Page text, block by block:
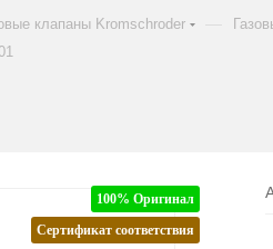
клапаны Kromschroder
100% Оригинал
Сертификат соответствия